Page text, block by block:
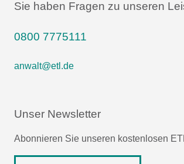
Sie haben Fragen zu unseren
0800 7775111
anwalt@etl.de
Unser Newsletter
Abonnieren Sie unseren kostenlosen